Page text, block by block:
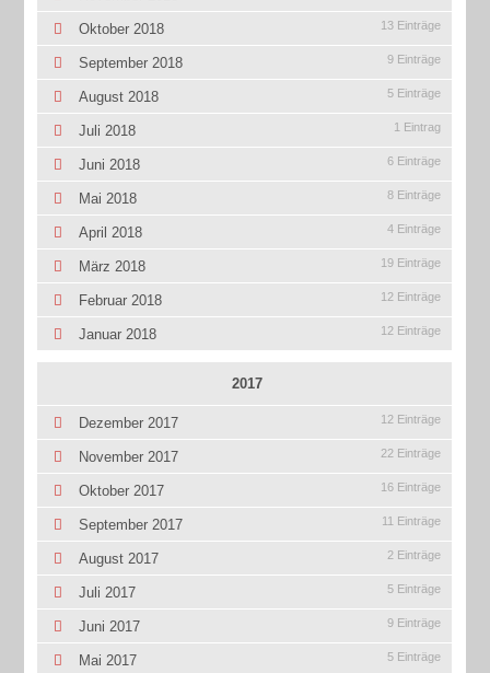
Oktober 2018 13 Einträge
September 2018 9 Einträge
August 2018 5 Einträge
Juli 2018 1 Eintrag
Juni 2018 6 Einträge
Mai 2018 8 Einträge
April 2018 4 Einträge
März 2018 19 Einträge
Februar 2018 12 Einträge
Januar 2018 12 Einträge
2017
Dezember 2017 12 Einträge
November 2017 22 Einträge
Oktober 2017 16 Einträge
September 2017 11 Einträge
August 2017 2 Einträge
Juli 2017 5 Einträge
Juni 2017 9 Einträge
Mai 2017 5 Einträge